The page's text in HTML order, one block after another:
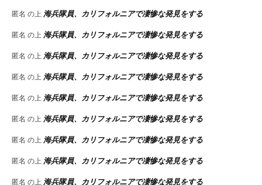
匿名 の上 海兵隊員、カリフォルニアで凄惨な発見をする
匿名 の上 海兵隊員、カリフォルニアで凄惨な発見をする
匿名 の上 海兵隊員、カリフォルニアで凄惨な発見をする
匿名 の上 海兵隊員、カリフォルニアで凄惨な発見をする
匿名 の上 海兵隊員、カリフォルニアで凄惨な発見をする
匿名 の上 海兵隊員、カリフォルニアで凄惨な発見をする
匿名 の上 海兵隊員、カリフォルニアで凄惨な発見をする
匿名 の上 海兵隊員、カリフォルニアで凄惨な発見をする
匿名 の上 海兵隊員、カリフォルニアで凄惨な発見をする